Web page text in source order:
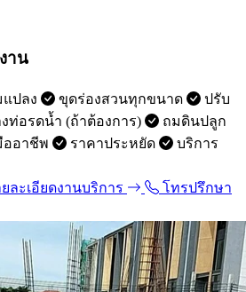
าน
ปลง ขุดร่องสวนทุกขนาด
ปรับ
งท่อรดน้ำ (ถ้าต้องการ)
ถมดินปลูก
อาชีพ ราคาประหยัด
บริการ
ละเอียดงานบริการ
โทรปรึกษา